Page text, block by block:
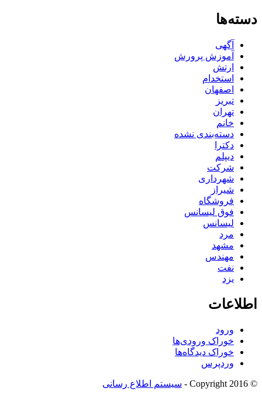
دسته‌ها
آگهی
آموزش پرورش
ارتش
استخدام
اصفهان
تبریز
تهران
خانم
دسته‌بندی نشده
دکترا
دیپلم
شرکت
شهرداری
شیراز
فروشگاه
فوق لیسانس
لیسانس
مرد
مشهد
مهندس
نفت
یزد
اطلاعات
ورود
خوراک ورودی‌ها
خوراک دیدگاه‌ها
وردپرس
© Copyright 2016 - سیستم اطلاع رسانی